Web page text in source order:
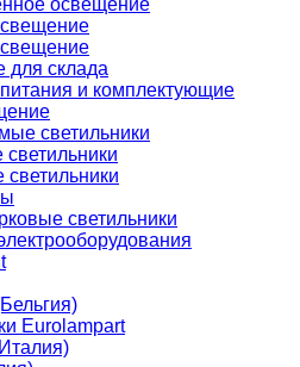
освещение
склада
и комплектующие
светильники
светильники
Eurolampart